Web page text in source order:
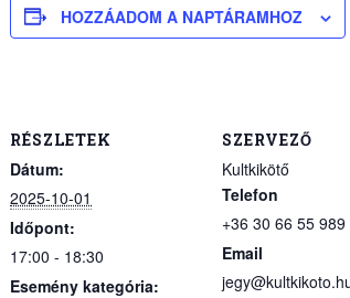
HOZZÁADOM A NAPTÁRAMHOZ
RÉSZLETEK
Dátum:
2025-10-01
Időpont:
17:00 - 18:30
Esemény kategória:
SZERVEZŐ
Kultkikötő
Telefon
+36 30 66 55 989
Email